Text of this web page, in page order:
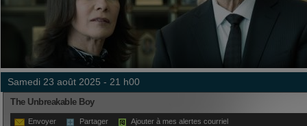
samedi 23 août 2025 - 21 h00
The Unbreakable Boy
Envoyer Partager Ajouter à mes alertes courriel